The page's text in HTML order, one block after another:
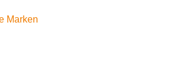
Marken